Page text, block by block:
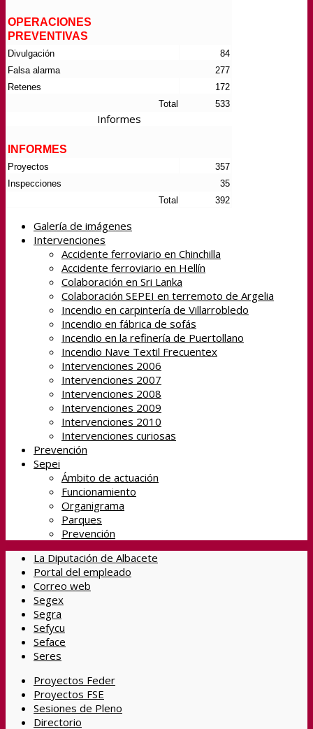
Menú
OPERACIONES
PREVENTIVAS
Divulgación
84
Falsa alarma
277
Retenes
172
Total
533
Informes
INFORMES
Proyectos
357
Inspecciones
35
Total
392
Galería de imágenes
Intervenciones
Accidente ferroviario en Chinchilla
Accidente ferroviario en Hellín
Colaboración en Sri Lanka
Colaboración SEPEI en terremoto de Argelia
Incendio en carpintería de Villarrobledo
Incendio en fábrica de sofás
Incendio en la refinería de Puertollano
Incendio Nave Textil Frecuentex
Intervenciones 2006
Intervenciones 2007
Intervenciones 2008
Intervenciones 2009
Intervenciones 2010
Intervenciones curiosas
Prevención
Sepei
Ámbito de actuación
Funcionamiento
Organigrama
Parques
Prevención
La Diputación de Albacete
Portal del empleado
Correo web
Segex
Segra
Sefycu
Seface
Seres
Proyectos Feder
Proyectos FSE
Sesiones de Pleno
Directorio